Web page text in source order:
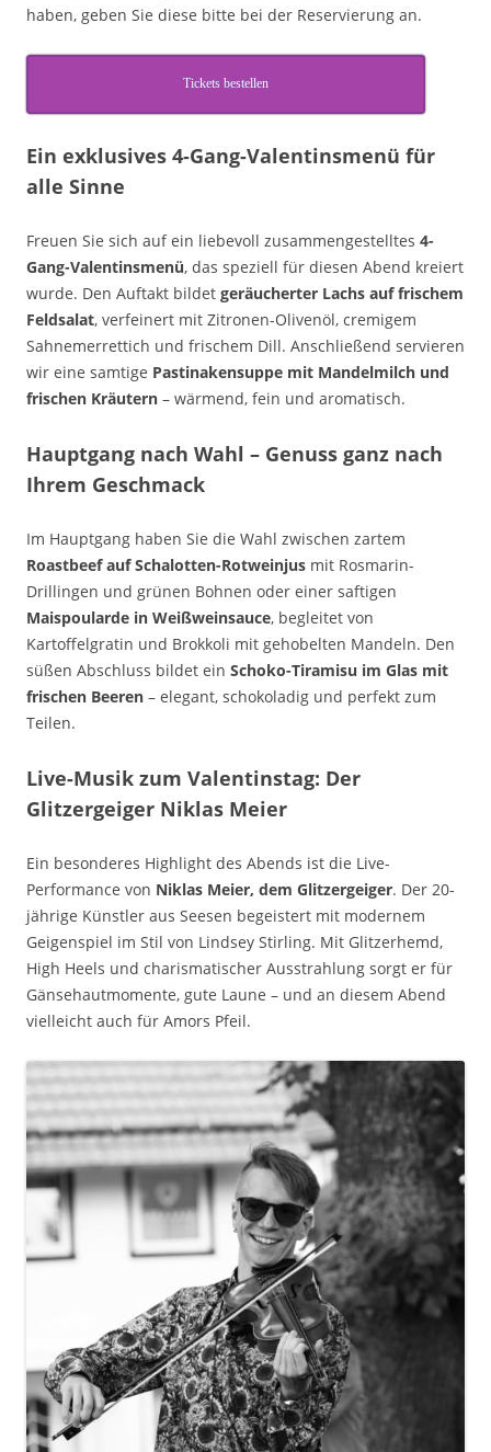
haben, geben Sie diese bitte bei der Reservierung an.
Tickets bestellen
Ein exklusives 4-Gang-Valentinsmenü für
alle Sinne
Freuen Sie sich auf ein liebevoll zusammengestelltes 4-
Gang-Valentinsmenü, das speziell für diesen Abend kreiert
wurde. Den Auftakt bildet geräucherter Lachs auf frischem
Feldsalat, verfeinert mit Zitronen-Olivenöl, cremigem
Sahnemerrettich und frischem Dill. Anschließend servieren
wir eine samtige Pastinakensuppe mit Mandelmilch und
frischen Kräutern – wärmend, fein und aromatisch.
Hauptgang nach Wahl – Genuss ganz nach
Ihrem Geschmack
Im Hauptgang haben Sie die Wahl zwischen zartem
Roastbeef auf Schalotten-Rotweinjus mit Rosmarin-
Drillingen und grünen Bohnen oder einer saftigen
Maispoularde in Weißweinsauce, begleitet von
Kartoffelgratin und Brokkoli mit gehobelten Mandeln. Den
süßen Abschluss bildet ein Schoko-Tiramisu im Glas mit
frischen Beeren – elegant, schokoladig und perfekt zum
Teilen.
Live-Musik zum Valentinstag: Der
Glitzergeiger Niklas Meier
Ein besonderes Highlight des Abends ist die Live-
Performance von Niklas Meier, dem Glitzergeiger. Der 20-
jährige Künstler aus Seesen begeistert mit modernem
Geigenspiel im Stil von Lindsey Stirling. Mit Glitzerhemd,
High Heels und charismatischer Ausstrahlung sorgt er für
Gänsehautmomente, gute Laune – und an diesem Abend
vielleicht auch für Amors Pfeil.